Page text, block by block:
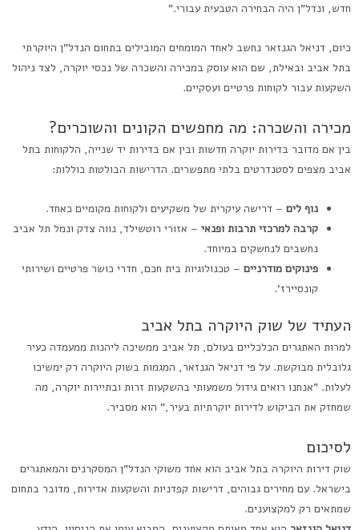
חדש, ונדל"ן היה הבחירה הטבעית עבורי."
כיום, דניאל הגנזאר נחשב לאחד המומחים המובילים בתחום הנדל"ן היוקרתי
בתל אביב ובאילת, שם הוא עוסק במכירה והשכרה של נכסי יוקרה, לצד ניהול
השקעות עבור לקוחות פרטיים ועסקיים.
מכירה והשכרה: מה מחפשים הקונים והשוכרים?
בין אם מדובר בדירות יוקרה חדשות ובין אם בדירות יד שנייה, הלקוחות בתל
אביב מצפים לסטנדרטים בלתי מתפשרים. הדרישות הבולטות כוללות:
נוף לים – דרישה עיקרית של משקיעים ולקוחות מקומיים כאחד.
קרבה למרכזי תרבות ופנאי – אזורי רוטשילד, נווה צדק ונמל תל אביב
נחשבים לנחשקים במיוחד.
פינוקים מודרניים – טכנולוגיות בית חכם, חדרי כושר פרטיים ושירותי
קונסיירז'.
העתיד של שוק היוקרה בתל אביב
למרות האתגרים הכלכליים בעולם, תל אביב ממשיכה ליהנות ממעמדה כעיר
גלובלית מבוקשת. על פי דניאל הגנזאר, המגמות בשוק היוקרה רק ימשיכו
לעלות. "אנחנו רואים גידול משמעותי בהשקעות זרות ובתיירות יוקרה, מה
שמחזק את הביקוש לדירות יוקרתיות בעיר," הוא מסביר.
לסיכום
שוק דירות היוקרה בתל אביב הוא אחד משוקי הנדל"ן המסקרנים והמאתגרים
בישראל. עם מחירים גבוהים, דרישות קפדניות והשקעות אדירות, מדובר בתחום
שמתאים רק למקצוענים.